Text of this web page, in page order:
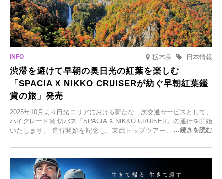
栃木県 日本情報
渋滞を避けて早朝の奥日光の紅葉を楽しむ
「SPACIA X NIKKO CRUISERが紡ぐ早朝紅葉鑑
賞の旅」発売
2025年10月より日光エリアにおける新たな二次交通サービスとして、
ハイグレード貸 切バス「SPACIA X NIKKO CRUISER」の運行を開始
いたします。 運行開始を記念し、東武トップツアーズ株式会社では
2025年9月12日(金)より発売いたします。